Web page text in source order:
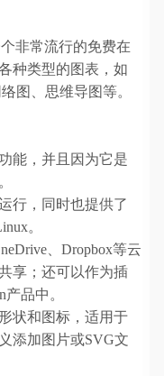
个非常流行的免费在
种类型的图表，如
图、思维导图等。
能，并且因为它是
行，同时也提供了
。
、Dropbox等云
享；还可以作为插
产品中。
状和图标，适用于
添加图片或SVG文